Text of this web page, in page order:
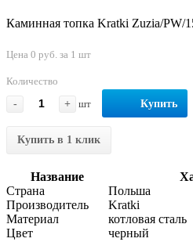
Каминная топка Kratki Zuzia/PW/
Цена 0 руб. за 1 шт
Количество
-
+ шт Купить
Купить в 1 клик
Название
Страна
Польша
Производитель
Kratki
Материал
котловая сталь
Цвет
черный